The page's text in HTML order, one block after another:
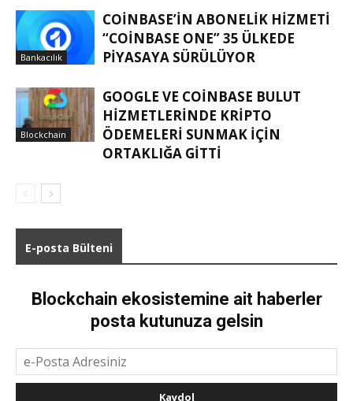
Bankacılık
COINBASE’IN ABONELIK HIZMETI
“COINBASE ONE” 35 ÜLKEDE
PIYASAYA SÜRÜLÜYOR
Blockchain
GOOGLE VE COINBASE BULUT
HIZMETLERINDE KRIPTO
ÖDEMELERI SUNMAK IÇIN
ORTAKLIĞA GITTI
E-posta Bülteni
Blockchain ekosistemine ait haberler
posta kutunuza gelsin